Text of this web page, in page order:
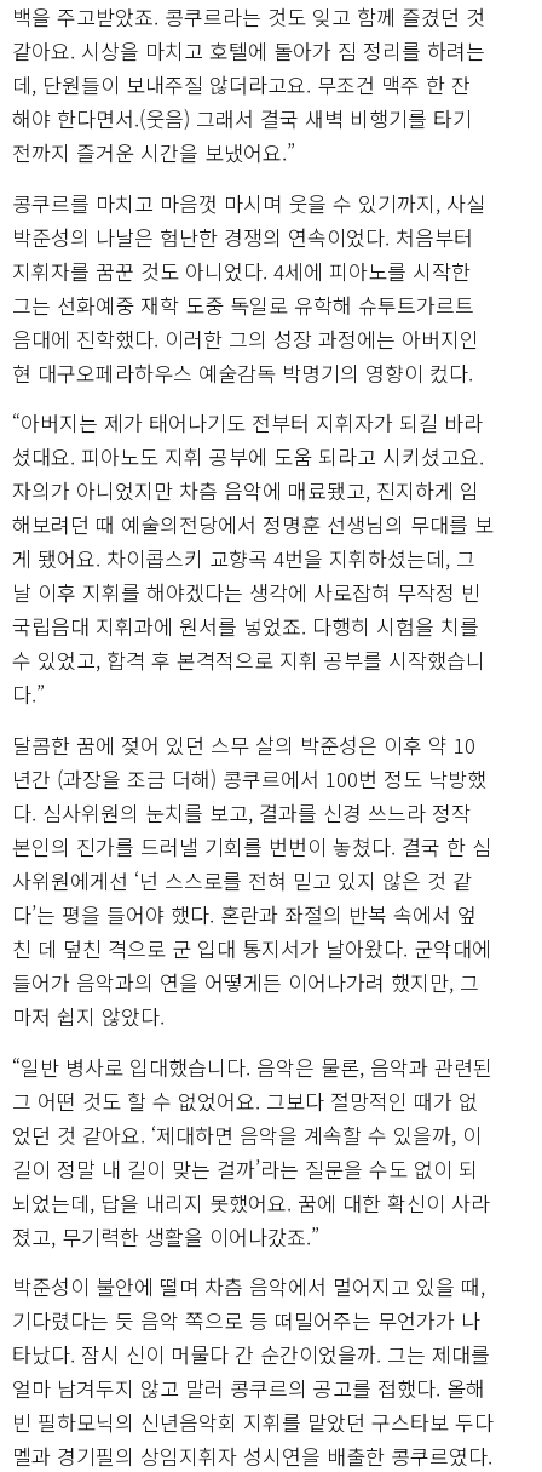
백을 주고받았죠. 콩쿠르라는 것도 잊고 함께 즐겼던 것
같아요. 시상을 마치고 호텔에 돌아가 짐 정리를 하려는
데, 단원들이 보내주질 않더라고요. 무조건 맥주 한 잔
해야 한다면서.(웃음) 그래서 결국 새벽 비행기를 타기
전까지 즐거운 시간을 보냈어요.”
콩쿠르를 마치고 마음껏 마시며 웃을 수 있기까지, 사실
박준성의 나날은 험난한 경쟁의 연속이었다. 처음부터
지휘자를 꿈꾼 것도 아니었다. 4세에 피아노를 시작한
그는 선화예중 재학 도중 독일로 유학해 슈투트가르트
음대에 진학했다. 이러한 그의 성장 과정에는 아버지인
현 대구오페라하우스 예술감독 박명기의 영향이 컸다.
“아버지는 제가 태어나기도 전부터 지휘자가 되길 바라
셨대요. 피아노도 지휘 공부에 도움 되라고 시키셨고요.
자의가 아니었지만 차츰 음악에 매료됐고, 진지하게 임
해보려던 때 예술의전당에서 정명훈 선생님의 무대를 보
게 됐어요. 차이콥스키 교향곡 4번을 지휘하셨는데, 그
날 이후 지휘를 해야겠다는 생각에 사로잡혀 무작정 빈
국립음대 지휘과에 원서를 넣었죠. 다행히 시험을 치를
수 있었고, 합격 후 본격적으로 지휘 공부를 시작했습니
다.”
달콤한 꿈에 젖어 있던 스무 살의 박준성은 이후 약 10
년간 (과장을 조금 더해) 콩쿠르에서 100번 정도 낙방했
다. 심사위원의 눈치를 보고, 결과를 신경 쓰느라 정작
본인의 진가를 드러낼 기회를 번번이 놓쳤다. 결국 한 심
사위원에게선 ‘넌 스스로를 전혀 믿고 있지 않은 것 같
다’는 평을 들어야 했다. 혼란과 좌절의 반복 속에서 엎
친 데 덮친 격으로 군 입대 통지서가 날아왔다. 군악대에
들어가 음악과의 연을 어떻게든 이어나가려 했지만, 그
마저 쉽지 않았다.
“일반 병사로 입대했습니다. 음악은 물론, 음악과 관련된
그 어떤 것도 할 수 없었어요. 그보다 절망적인 때가 없
었던 것 같아요. ‘제대하면 음악을 계속할 수 있을까, 이
길이 정말 내 길이 맞는 걸까’라는 질문을 수도 없이 되
뇌었는데, 답을 내리지 못했어요. 꿈에 대한 확신이 사라
졌고, 무기력한 생활을 이어나갔죠.”
박준성이 불안에 떨며 차츰 음악에서 멀어지고 있을 때,
기다렸다는 듯 음악 쪽으로 등 떠밀어주는 무언가가 나
타났다. 잠시 신이 머물다 간 순간이었을까. 그는 제대를
얼마 남겨두지 않고 말러 콩쿠르의 공고를 접했다. 올해
빈 필하모닉의 신년음악회 지휘를 맡았던 구스타보 두다
멜과 경기필의 상임지휘자 성시연을 배출한 콩쿠르였다.